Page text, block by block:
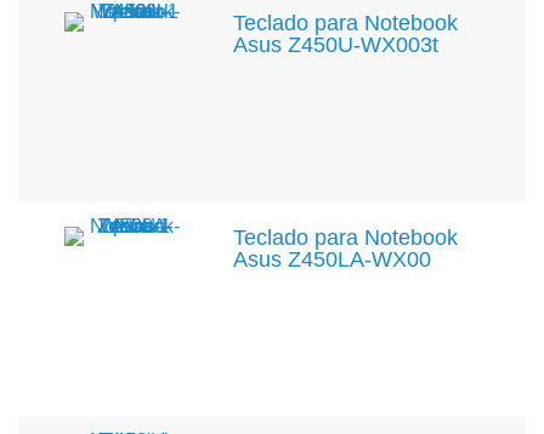
Teclado para Notebook
Asus Z450U-WX003t
Teclado para Notebook
Asus Z450LA-WX00